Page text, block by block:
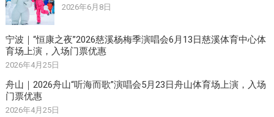
2026年6月8日
宁波｜“恒康之夜”2026慈溪杨梅季演唱会6月13日慈溪体育中心体
育场上演，入场门票优惠
2026年4月25日
舟山｜2026舟山“听海而歌”演唱会5月23日舟山体育场上演，入场
门票优惠
2026年4月25日